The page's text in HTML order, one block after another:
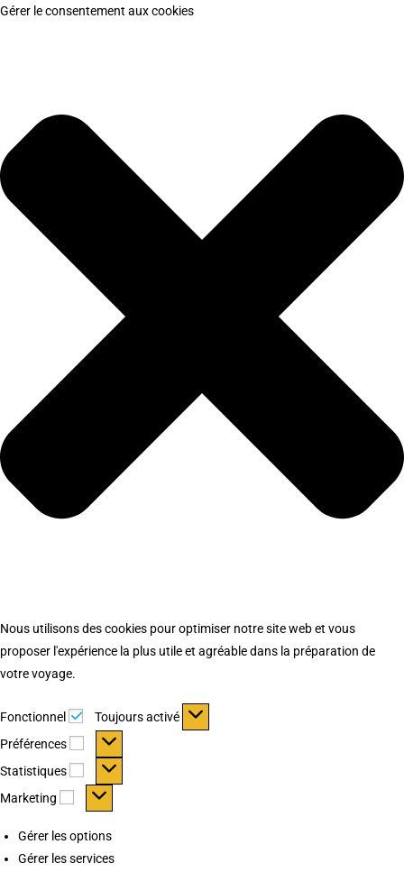
Gérer le consentement aux cookies
Nous utilisons des cookies pour optimiser notre site web et vous
proposer l'expérience la plus utile et agréable dans la préparation de
votre voyage.
Fonctionnel Fonctionnel
Toujours activé
Préférences
Préférences
Statistiques Statistiques
Marketing Marketing
Gérer les options
Gérer les services